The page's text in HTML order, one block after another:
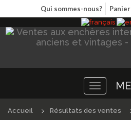
Qui sommes-nous? Panier
Toggle
navigation
Accueil Résultats des ventes